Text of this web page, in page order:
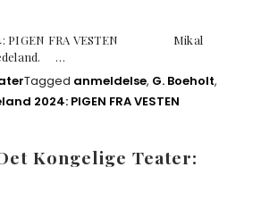
PIGEN FRA VESTEN Mikal
…
Tagged anmeldelse, G. Boeholt,
2024: PIGEN FRA VESTEN
Kongelige Teater: